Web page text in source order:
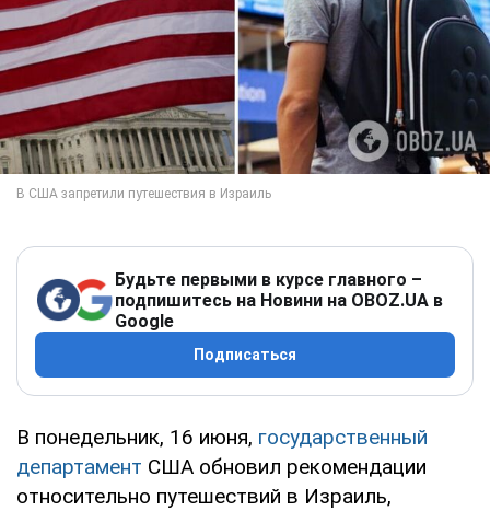
Будьте первыми в курсе главного –
подпишитесь на Новини на OBOZ.UA в
Google
Подписаться
В понедельник, 16 июня, государственный
департамент США обновил рекомендации
относительно путешествий в Израиль,